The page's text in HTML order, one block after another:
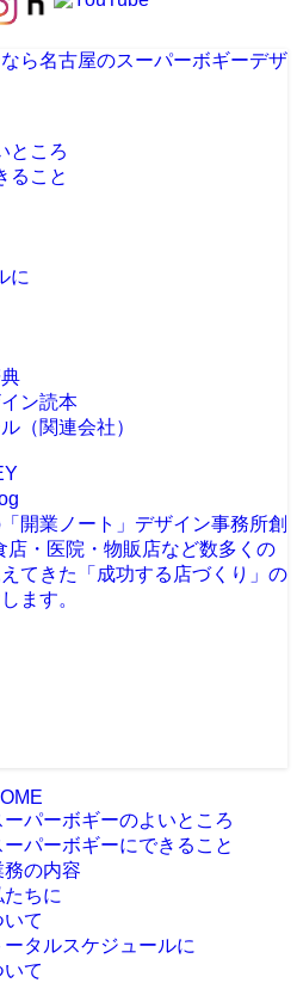
ところ
ること
に
ン読本
（関連会社）
開業ノート」 デザイン事務所創
店・医院・物販店など数多くの
てきた「成功する店づくり」の
ます。
ーパーボギーのよいところ
ーパーボギーにできること
務の内容
たちに
いて
ータルスケジュールに
いて